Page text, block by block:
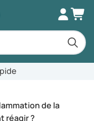
de la
réagir ?